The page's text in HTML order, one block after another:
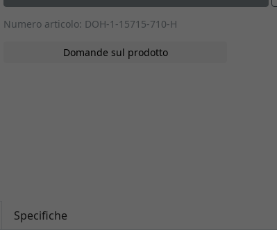
Numero articolo: DOH-1-15715-710-H
Domande sul prodotto
Specifiche